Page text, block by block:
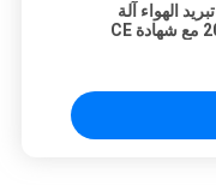
مرحلة واحدة 220V تبريد الهواء آلة